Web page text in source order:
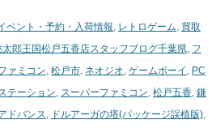
ベント・予約・入荷情報, レトロゲーム, 買取
太郎王国松戸五香店スタッフブログ千葉県, フ
ァミコン, 松戸市, ネオジオ, ゲームボーイ , PC
テーション, スーパーファミコン, 松戸五香, 鎌
ドバンス, ドルアーガの塔(パッケージ誤植版),